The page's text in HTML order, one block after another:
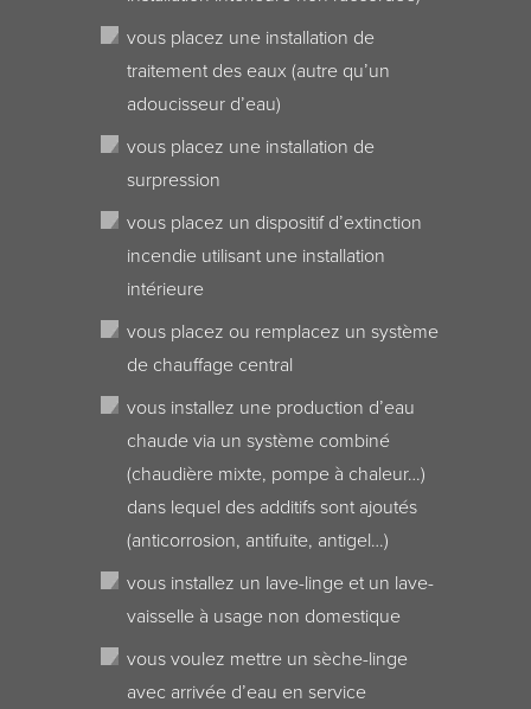
vous placez une installation de
traitement des eaux (autre qu’un
adoucisseur d’eau)
vous placez une installation de
surpression
vous placez un dispositif d’extinction
incendie utilisant une installation
intérieure
vous placez ou remplacez un système
de chauffage central
vous installez une production d’eau
chaude via un système combiné
(chaudière mixte, pompe à chaleur…)
dans lequel des additifs sont ajoutés
(anticorrosion, antifuite, antigel…)
vous installez un lave-linge et un lave-
vaisselle à usage non domestique
vous voulez mettre un sèche-linge
avec arrivée d’eau en service